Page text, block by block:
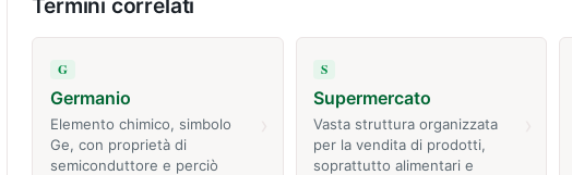
G
Germanio
Elemento chimico, simbolo
Ge, con proprietà di
semiconduttore e perciò
S
Supermercato
Vasta struttura organizzata
per la vendita di prodotti,
soprattutto alimentari e